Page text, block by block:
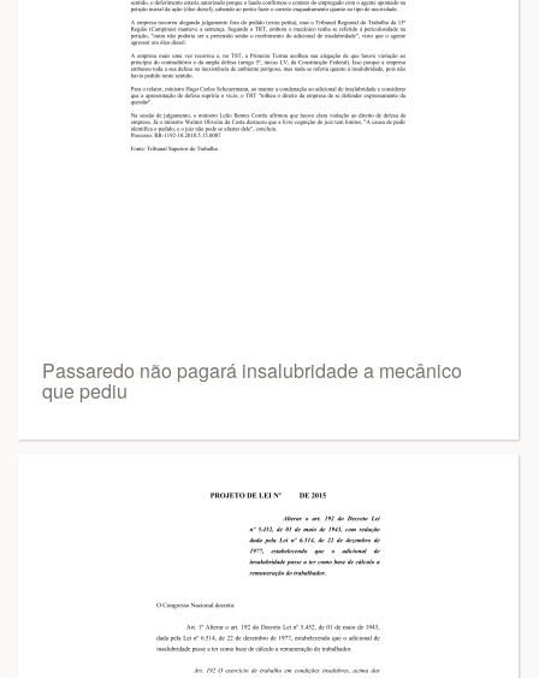
Passaredo não pagará insalubridade a mecânico
que pediu